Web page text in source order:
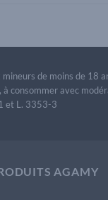
de moins de
à consommer avec
et L. 3353-3
AGAMY